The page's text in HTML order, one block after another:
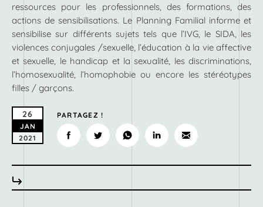
ressources pour les professionnels, des formations, des
actions de sensibilisations. Le Planning Familial informe et
sensibilise sur différents sujets tels que l’IVG, le SIDA, les
violences conjugales /sexuelle, l’éducation à la vie affective
et sexuelle, le handicap et la sexualité, les discriminations,
l’homosexualité, l’homophobie ou encore les stéréotypes
filles / garçons.
26
JAN
2021
PARTAGEZ !